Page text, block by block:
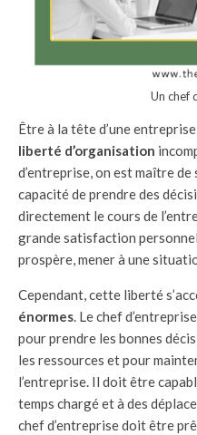
Un chef
Être à la tête d’une
liberté d’organisation
d’entreprise, on est maître
capacité de prendre des
directement le cours de
grande satisfaction
prospère, mener à une
Cependant, cette liberté
énormes. Le chef
pour prendre les bonnes
les ressources et pour
l’entreprise. Il doit être
temps chargé et à des
chef d’entreprise doit être